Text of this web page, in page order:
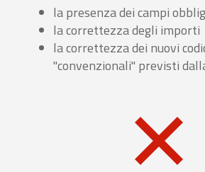
la presenza dei campi
la correttezza degli importi
la correttezza dei nuovi
"convenzionali" previsti